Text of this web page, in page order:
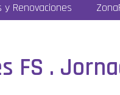
y Renovaciones
FS .